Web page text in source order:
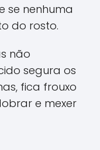
se nenhuma
do rosto.
não
segura os
fica frouxo
e mexer